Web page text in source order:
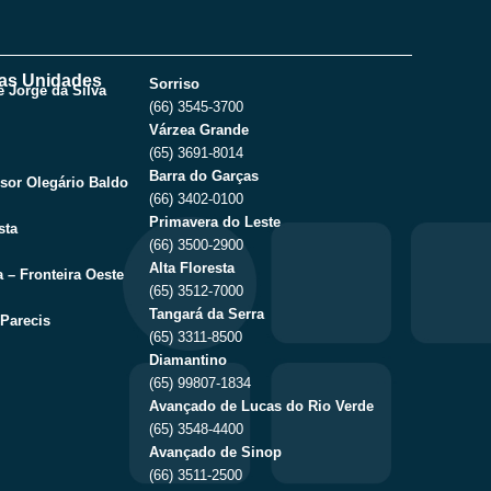
Unidades
Jorge da Silva
Olegário Baldo
– Fronteira Oeste
Sorriso
(66) 3545-3700
Várzea Grande
(65) 3691-8014
Barra do Garças
(66) 3402-0100
Primavera do Leste
(66) 3500-2900
Alta Floresta
(65) 3512-7000
Tangará da Serra
(65) 3311-8500
Diamantino
(65) 99807-1834
Avançado de Lucas do Rio Verde
(65) 3548-4400
Avançado de Sinop
(66) 3511-2500